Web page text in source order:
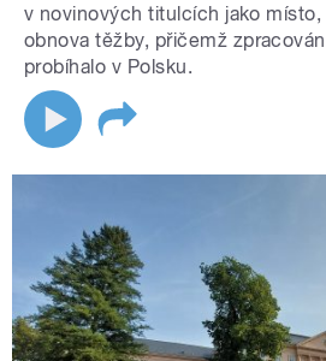
v novinových titulcích jako
obnova těžby, přičemž
probíhalo v Polsku.